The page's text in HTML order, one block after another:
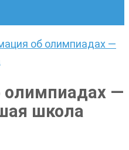
об олимпиадах —
—
школа